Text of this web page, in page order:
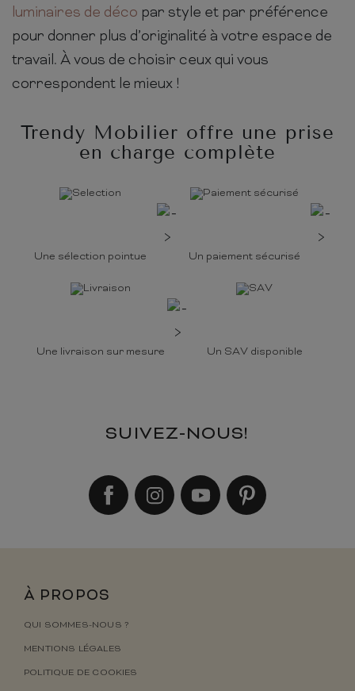
luminaires de déco par style et par préférence
pour donner plus d’originalité à votre espace de
travail. À vous de choisir ceux qui vous
correspondent le mieux !
Trendy Mobilier offre une prise
en charge complète
Une sélection pointue Un paiement sécurisé
Une livraison sur mesure Un SAV disponible
SUIVEZ-NOUS!
À PROPOS
QUI SOMMES-NOUS ?
MENTIONS LÉGALES
POLITIQUE DE COOKIES